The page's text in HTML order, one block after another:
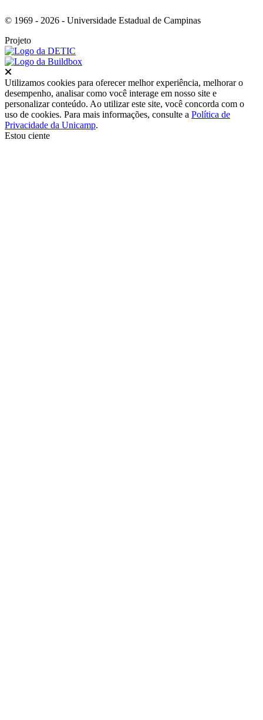
© 1969 - 2026 - Universidade Estadual de Campinas
Projeto
Utilizamos cookies para oferecer melhor experiência, melhorar o
desempenho, analisar como você interage em nosso site e
personalizar conteúdo. Ao utilizar este site, você concorda com o
uso de cookies. Para mais informações, consulte a Política de
Privacidade da Unicamp.
Estou ciente